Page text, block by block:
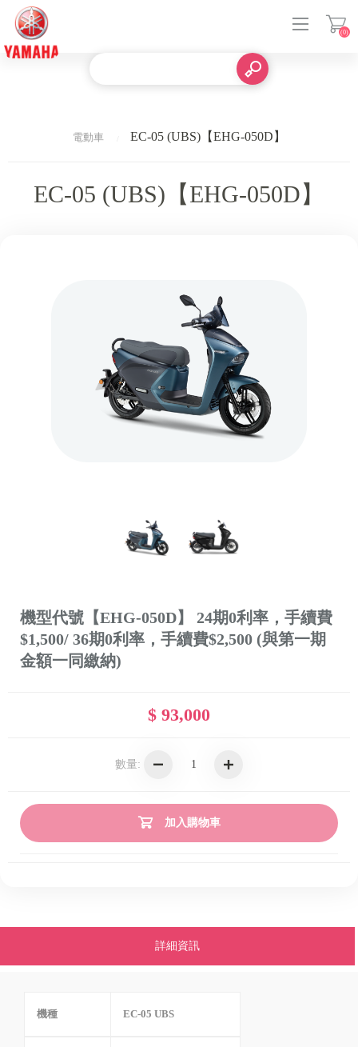
(0)
電動車 EC-05 (UBS)【EHG-050D】
EC-05 (UBS)【EHG-050D】
機型代號【EHG-050D】 24期0利率，手續費
$1,500/ 36期0利率，手續費$2,500 (與第一期
金額一同繳納)
$ 93,000
數量:
加入購物車
詳細資訊
機種 EC-05 UBS